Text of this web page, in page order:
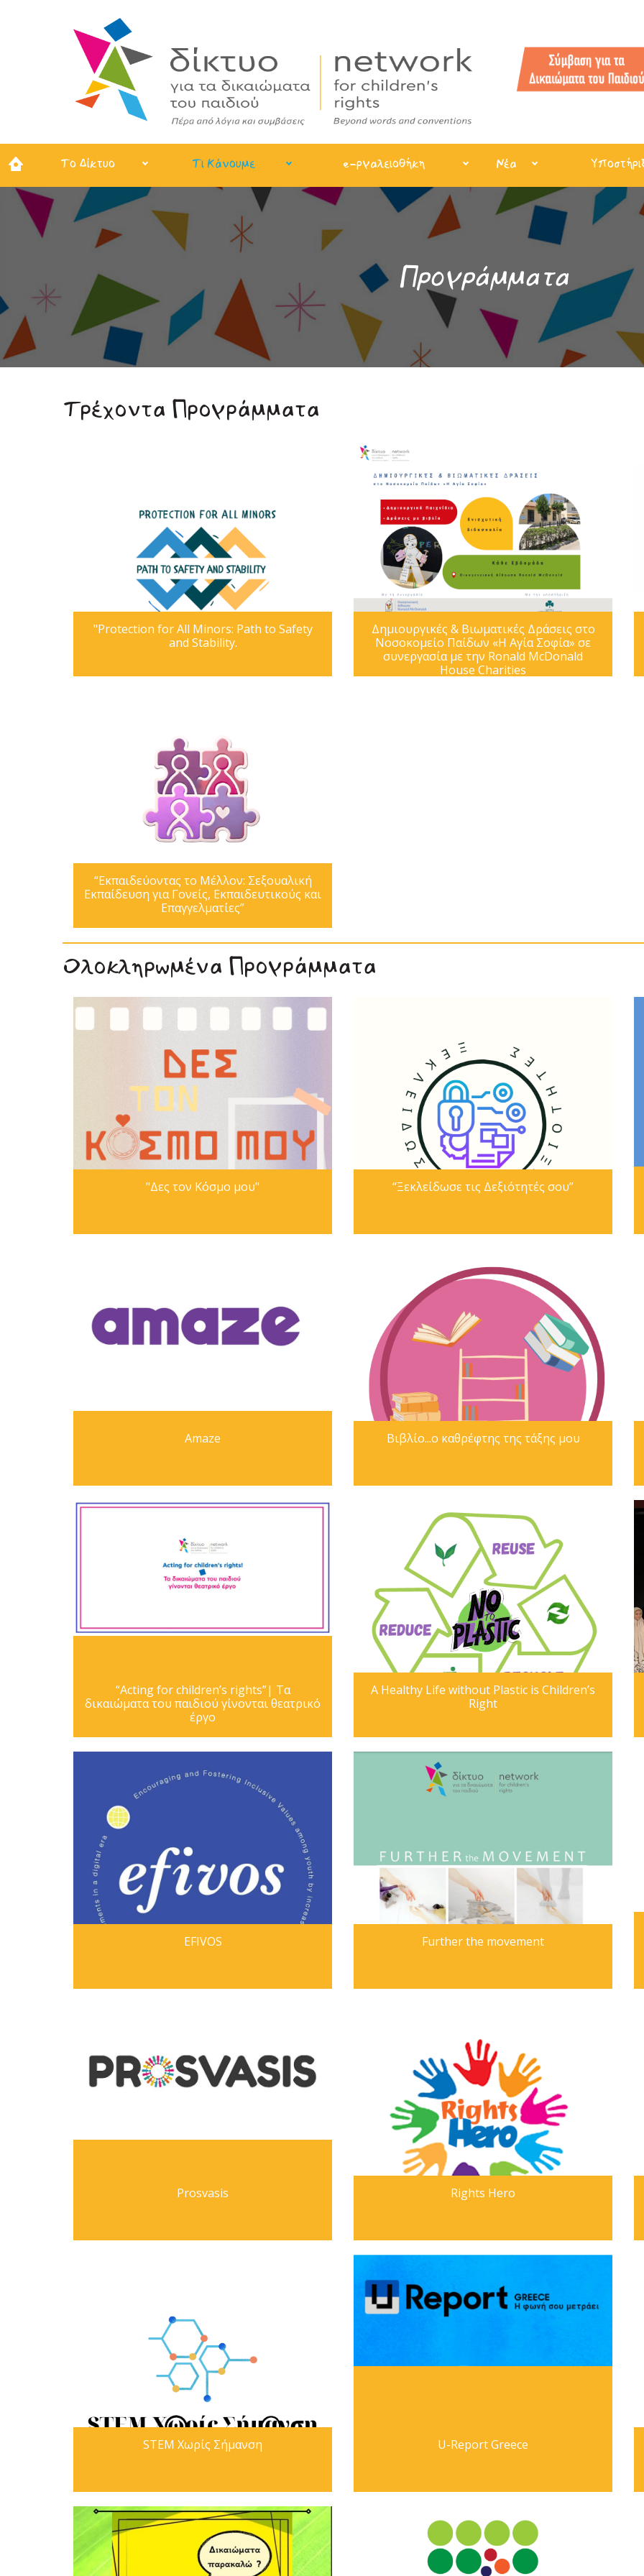
Το Δίκτυο Τι Κάνουμε e-ργαλειοθήκη Νέα
Προγράμματα
Τρέχοντα Προγράμματα
"Protection for All Minors: Path to Safety
and Stability.
Δημιουργικές & Βιωματικές Δράσεις στο
Νοσοκομείο Παίδων «Η Αγία Σοφία» σε
συνεργασία με την Ronald McDonald
House Charities
“Εκπαιδεύοντας το Μέλλον: Σεξουαλική
Εκπαίδευση για Γονείς, Εκπαιδευτικούς και
Επαγγελματίες”
Ολοκληρωμένα Προγράμματα
"Δες τον Κόσμο μου" “Ξεκλείδωσε τις Δεξιότητές σου”
Αmaze Βιβλίο...ο καθρέφτης της τάξης μου
“Acting for children’s rights”| Τα
δικαιώματα του παιδιού γίνονται θεατρικό
έργο
A Healthy Life without Plastic is Children’s
Right
EFIVOS Further the movement
Prosvasis Rights Hero
STEM Χωρίς Σήμανση U-Report Greece